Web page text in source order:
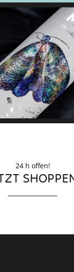
24 h offen!